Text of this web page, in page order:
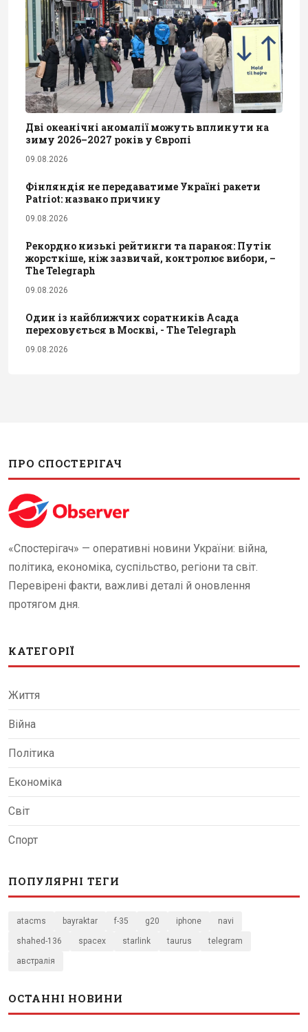
Дві океанічні аномалії можуть вплинути на
зиму 2026–2027 років у Європі
09.08.2026
Фінляндія не передаватиме Україні ракети
Patriot: названо причину
09.08.2026
Рекордно низькі рейтинги та параноя: Путін
жорсткіше, ніж зазвичай, контролює вибори, –
The Telegraph
09.08.2026
Один із найближчих соратників Асада
переховується в Москві, - The Telegraph
09.08.2026
ПРО СПОСТЕРІГАЧ
«Спостерігач» — оперативні новини України: війна,
політика, економіка, суспільство, регіони та світ.
Перевірені факти, важливі деталі й оновлення
протягом дня.
КАТЕГОРІЇ
Життя
Війна
Політика
Економіка
Світ
Спорт
ПОПУЛЯРНІ ТЕГИ
atacms bayraktar f-35 g20 iphone navi
shahed-136 spacex starlink taurus telegram
австралія
ОСТАННІ НОВИНИ